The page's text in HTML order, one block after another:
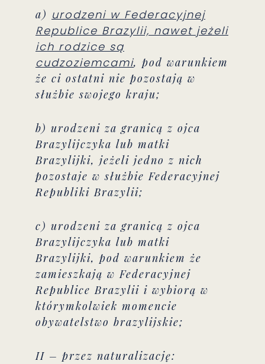
a) urodzeni w Federacyjnej
Republice Brazylii, nawet jeżeli
ich rodzice są
cudzoziemcami, pod warunkiem
że ci ostatni nie pozostają w
służbie swojego kraju;
b) urodzeni za granicą z ojca
Brazylijczyka lub matki
Brazylijki, jeżeli jedno z nich
pozostaje w służbie Federacyjnej
Republiki Brazylii;
c) urodzeni za granicą z ojca
Brazylijczyka lub matki
Brazylijki, pod warunkiem że
zamieszkają w Federacyjnej
Republice Brazylii i wybiorą w
którymkolwiek momencie
obywatelstwo brazylijskie;
II – przez naturalizację: